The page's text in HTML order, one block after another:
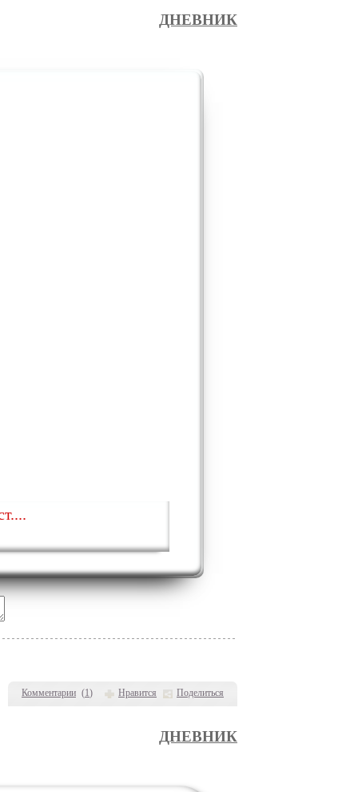
Комментарии (1) Нравится Поделиться
ДНЕВНИК
ДНЕВНИК